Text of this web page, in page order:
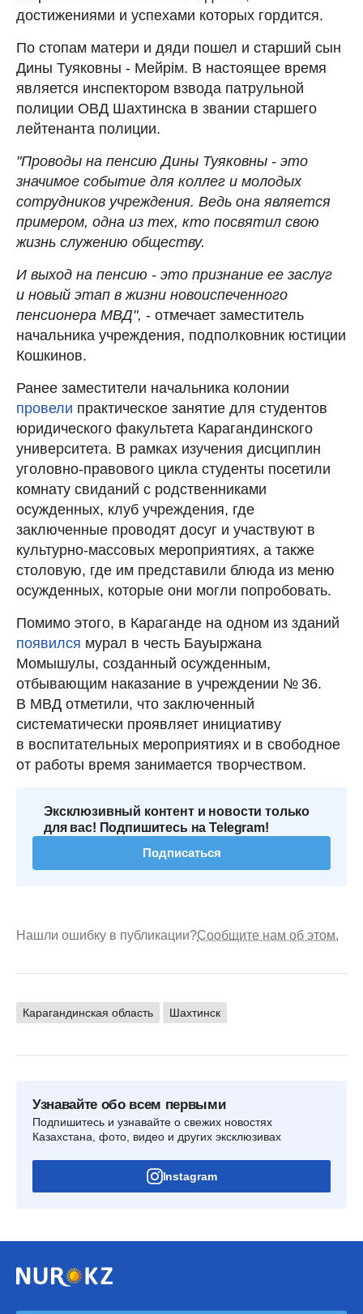
достижениями и успехами которых гордится.
По стопам матери и дяди пошел и старший сын
Дины Туяковны - Мейрім. В настоящее время
является инспектором взвода патрульной
полиции ОВД Шахтинска в звании старшего
лейтенанта полиции.
"Проводы на пенсию Дины Туяковны - это
значимое событие для коллег и молодых
сотрудников учреждения. Ведь она является
примером, одна из тех, кто посвятил свою
жизнь служению обществу.
И выход на пенсию - это признание ее заслуг
и новый этап в жизни новоиспеченного
пенсионера МВД", - отмечает заместитель
начальника учреждения, подполковник юстиции
Кошкинов.
Ранее заместители начальника колонии
провели практическое занятие для студентов
юридического факультета Карагандинского
университета. В рамках изучения дисциплин
уголовно-правового цикла студенты посетили
комнату свиданий с родственниками
осужденных, клуб учреждения, где
заключенные проводят досуг и участвуют в
культурно-массовых мероприятиях, а также
столовую, где им представили блюда из меню
осужденных, которые они могли попробовать.
Помимо этого, в Караганде на одном из зданий
появился мурал в честь Бауыржана
Момышулы, созданный осужденным,
отбывающим наказание в учреждении № 36.
В МВД отметили, что заключенный
систематически проявляет инициативу
в воспитательных мероприятиях и в свободное
от работы время занимается творчеством.
Эксклюзивный контент и новости только
для вас! Подпишитесь на Telegram!
Подписаться
Нашли ошибку в публикации?Сообщите нам об этом.
Карагандинская область Шахтинск
Узнавайте обо всем первыми
Подпишитесь и узнавайте о свежих новостях
Казахстана, фото, видео и других эксклюзивах
Instagram